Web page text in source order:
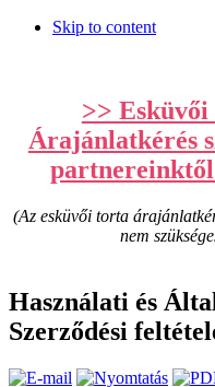
Skip to content
>>
Árajánlatkérés
(Az esküvői torta
nem
Használati és
Szerződési